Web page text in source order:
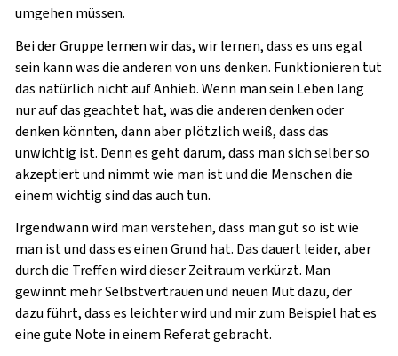
umgehen müssen.
Bei der Gruppe lernen wir das, wir lernen, dass es uns egal
sein kann was die anderen von uns denken. Funktionieren tut
das natürlich nicht auf Anhieb. Wenn man sein Leben lang
nur auf das geachtet hat, was die anderen denken oder
denken könnten, dann aber plötzlich weiß, dass das
unwichtig ist. Denn es geht darum, dass man sich selber so
akzeptiert und nimmt wie man ist und die Menschen die
einem wichtig sind das auch tun.
Irgendwann wird man verstehen, dass man gut so ist wie
man ist und dass es einen Grund hat. Das dauert leider, aber
durch die Treffen wird dieser Zeitraum verkürzt. Man
gewinnt mehr Selbstvertrauen und neuen Mut dazu, der
dazu führt, dass es leichter wird und mir zum Beispiel hat es
eine gute Note in einem Referat gebracht.